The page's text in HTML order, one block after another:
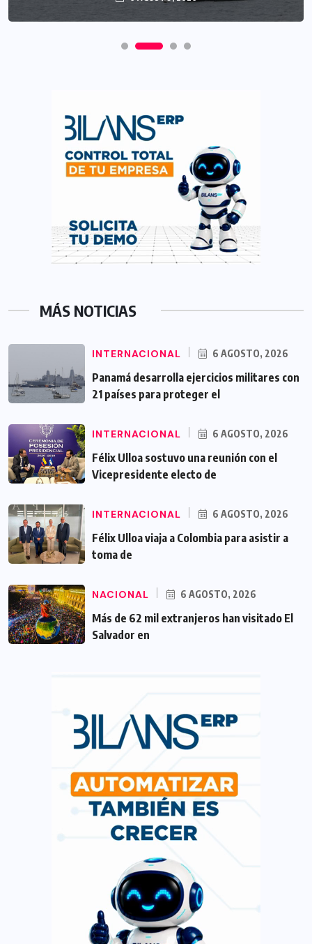
6 AGOSTO, 2026
MÁS NOTICIAS
INTERNACIONAL 6 AGOSTO, 2026
Panamá desarrolla ejercicios militares con
21 países para proteger el
INTERNACIONAL 6 AGOSTO, 2026
Félix Ulloa sostuvo una reunión con el
Vicepresidente electo de
INTERNACIONAL 6 AGOSTO, 2026
Félix Ulloa viaja a Colombia para asistir a
toma de
NACIONAL 6 AGOSTO, 2026
Más de 62 mil extranjeros han visitado El
Salvador en